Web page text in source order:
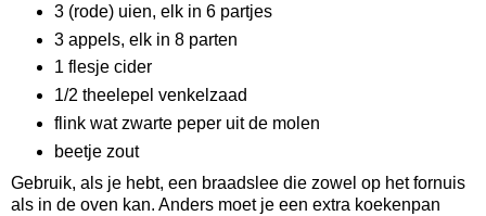
3 (rode) uien, elk in 6 partjes
3 appels, elk in 8 parten
1 flesje cider
1/2 theelepel venkelzaad
flink wat zwarte peper uit de molen
beetje zout
Gebruik, als je hebt, een braadslee die zowel op het fornuis
als in de oven kan. Anders moet je een extra koekenpan